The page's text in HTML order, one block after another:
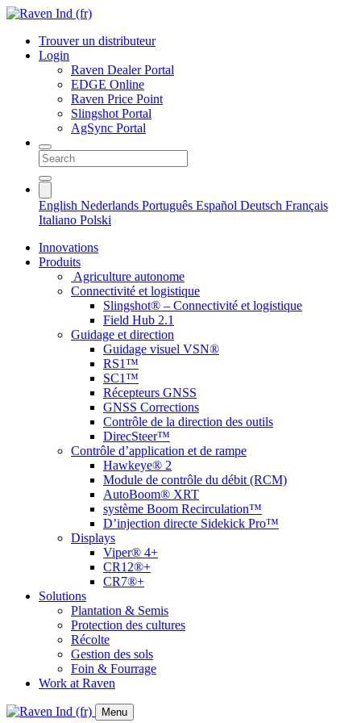
Trouver un distributeur
Login
Raven Dealer Portal
EDGE Online
Raven Price Point
Slingshot Portal
AgSync Portal
English Nederlands Português Español Deutsch Français
Italiano Polski
Innovations
Produits
Agriculture autonome
Connectivité et logistique
Slingshot® – Connectivité et logistique
Field Hub 2.1
Guidage et direction
Guidage visuel VSN®
RS1™
SC1™
Récepteurs GNSS
GNSS Corrections
Contrôle de la direction des outils
DirecSteer™
Contrôle d’application et de rampe
Hawkeye® 2
Module de contrôle du débit (RCM)
AutoBoom® XRT
système Boom Recirculation™
D’injection directe Sidekick Pro™
Displays
Viper® 4+
CR12®+
CR7®+
Solutions
Plantation & Semis
Protection des cultures
Récolte
Gestion des sols
Foin & Fourrage
Work at Raven
Menu